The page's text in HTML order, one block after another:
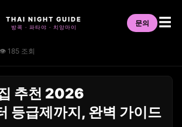
THAI NIGHT GUIDE
방콕 · 파타야 · 치앙마이 문의 ☰
👁 185 조회
추천 2026
등급제까지, 완벽 가이드